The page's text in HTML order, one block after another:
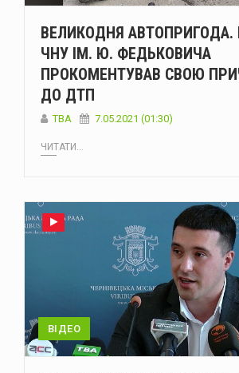
ВЕЛИКОДНЯ АВТОПРИГОДА.
ЧНУ ІМ. Ю. ФЕДЬКОВИЧА
ПРОКОМЕНТУВАВ СВОЮ
ДО ДТП
TBA 7.05.2021 (01:30)
ЧИТАТИ...
ВІДЕО